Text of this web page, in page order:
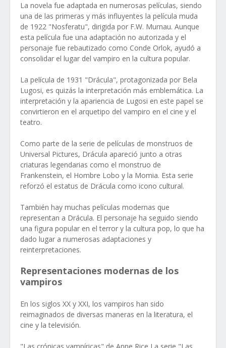
La novela fue adaptada en numerosas películas, siendo
una de las primeras y más influyentes la película muda
de 1922 "Nosferatu", dirigida por F.W. Murnau. Aunque
esta película fue una adaptación no autorizada y el
personaje fue rebautizado como Conde Orlok, ayudó a
consolidar el lugar del vampiro en la cultura popular.
La película de 1931 "Drácula", protagonizada por Bela
Lugosi, es quizás la interpretación más emblemática. La
interpretación y la apariencia de Lugosi en este papel se
convirtieron en el arquetipo del vampiro en el cine y el
teatro.
Como parte de la serie de películas de monstruos de
Universal Pictures, Drácula apareció junto a otras
criaturas legendarias como el monstruo de
Frankenstein, el Hombre Lobo y la Momia. Esta serie
reforzó el estatus de Drácula como icono cultural.
También hay muchas películas modernas que
representan a Drácula. El personaje ha seguido siendo
una figura popular en el terror y la cultura pop, lo que ha
dado lugar a numerosas adaptaciones y
reinterpretaciones.
Representaciones modernas de los
vampiros
En los siglos XX y XXI, los vampiros han sido
reimaginados de diversas maneras en la literatura, el
cine y la televisión.